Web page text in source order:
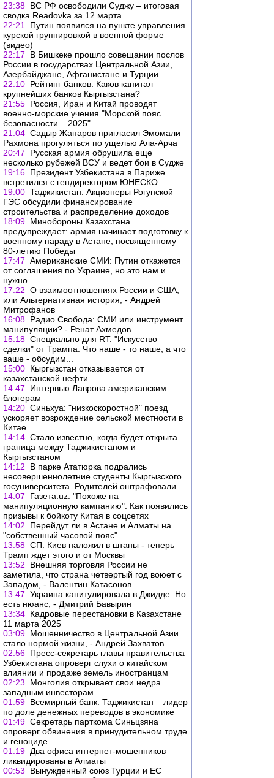
23:38 ВС РФ освободили Суджу – итоговая
сводка Readovka за 12 марта
22:21
Путин появился на пункте управления
курской группировкой в военной форме
(видео)
22:17
В Бишкеке прошло совещании послов
России в государствах Центральной Азии,
Азербайджане, Афганистане и Турции
22:10 Рейтинг банков: Каков капитал
крупнейших банков Кыргызстана?
21:55 Россия, Иран и Китай проводят
военно-морские учения "Морской пояс
безопасности – 2025"
21:04 Садыр Жапаров пригласил Эмомали
Рахмона прогуляться по ущелью Ала-Арча
20:47
Русская армия обрушила еще
несколько рубежей ВСУ и ведет бои в Судже
19:16 Президент Узбекистана в Париже
встретился с гендиректором ЮНЕСКО
19:00 Таджикистан. Акционеры Рогунской
ГЭС обсудили финансирование
строительства и распределение доходов
18:09 Минобороны Казахстана
предупреждает: армия начинает подготовку к
военному параду в Астане, посвященному
80-летию Победы
17:47 Американские СМИ: Путин откажется
от соглашения по Украине, но это нам и
нужно
17:22 О взаимоотношениях России и США,
или Альтернативная история, - Андрей
Митрофанов
16:08 Радио Свобода: СМИ или инструмент
манипуляции? - Ренат Ахмедов
15:18 Специально для RT: "Искусство
сделки" от Трампа. Что наше - то наше, а что
ваше - обсудим...
15:00 Кыргызстан отказывается от
казахстанской нефти
14:47
Интервью Лаврова американским
блогерам
14:20 Синьхуа: "низкоскоростной" поезд
ускоряет возрождение сельской местности в
Китае
14:14 Стало известно, когда будет открыта
граница между Таджикистаном и
Кыргызстаном
14:12
В парке Ататюрка подрались
несовершеннолетние студенты Кыргызского
госуниверситета. Родителей оштрафовали
14:07
Газета.uz: "Похоже на
манипуляционную кампанию". Как появились
призывы к бойкоту Китая в соцсетях
14:02
Перейдут ли в Астане и Алматы на
"собственный часовой пояс"
13:58 СП: Киев наложил в штаны - теперь
Трамп ждет этого и от Москвы
13:52
Внешняя торговля России не
заметила, что страна четвертый год воюет с
Западом, - Валентин Катасонов
13:47 Украина капитулировала в Джидде. Но
есть нюанс, - Дмитрий Бавырин
13:34 Кадровые перестановки в Казахстане
11 марта 2025
03:09 Мошенничество в Центральной Азии
стало нормой жизни, - Андрей Захватов
02:56 Пресс-секретарь главы правительства
Узбекистана опроверг слухи о китайском
влиянии и продаже земель иностранцам
02:23
Монголия открывает свои недра
западным инвесторам
01:59 Всемирный банк: Таджикистан – лидер
по доле денежных переводов в экономике
01:49 Секретарь парткома Синьцзяна
опроверг обвинения в принудительном труде
и геноциде
01:19 Два офиса интернет-мошенников
ликвидированы в Алматы
00:53
Вынужденный союз Турции и ЕС